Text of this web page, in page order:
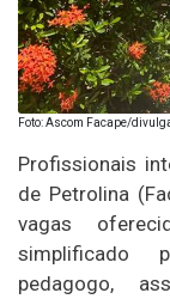
Foto: Ascom Facape/
Profissionais
de Petrolina
vagas
simplificado
pedagogo,